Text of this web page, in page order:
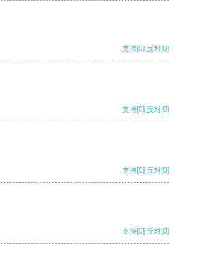
支持[0] 反对[0]
支持[0] 反对[0]
支持[0] 反对[0]
支持[0] 反对[0]